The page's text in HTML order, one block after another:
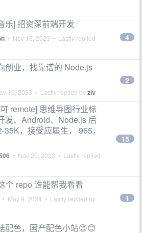
乐] 招资深前端开发
• Nov 16, 2023 • Lastly replied
4
创业，找靠谱的 Node.js
10, 2023 • Lastly replied byziv
2
remote] 思维导图行业标
发、Android、Node.js 后
，接受应届生， 965，
• Nov 20, 2023 • Lastly replied
15
个 repo 谁能帮我看看
• May 9, 2024 • Lastly replied by 1
配色，国产配色小站😊😊